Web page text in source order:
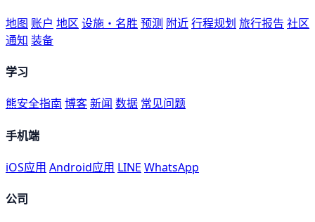
地图 账户 地区 设施・名胜 预测 附近行程规划 旅行报告 社区
通知 装备
学习
熊安全指南 博客新闻 数据 常见问题
手机端
iOS应用 Android应用 LINE WhatsApp
公司